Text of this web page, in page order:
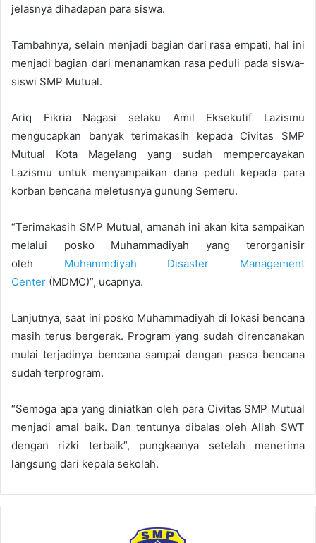
jelasnya dihadapan para siswa.
Tambahnya, selain menjadi bagian dari rasa empati, hal ini
menjadi bagian dari menanamkan rasa peduli pada siswa-
siswi SMP Mutual.
Ariq Fikria Nagasi selaku Amil Eksekutif Lazismu
mengucapkan banyak terimakasih kepada Civitas SMP
Mutual Kota Magelang yang sudah mempercayakan
Lazismu untuk menyampaikan dana peduli kepada para
korban bencana meletusnya gunung Semeru.
“Terimakasih SMP Mutual, amanah ini akan kita sampaikan
melalui posko Muhammadiyah yang terorganisir
oleh Muhammdiyah Disaster Management
Center (MDMC)”, ucapnya.
Lanjutnya, saat ini posko Muhammadiyah di lokasi bencana
masih terus bergerak. Program yang sudah direncanakan
mulai terjadinya bencana sampai dengan pasca bencana
sudah terprogram.
“Semoga apa yang diniatkan oleh para Civitas SMP Mutual
menjadi amal baik. Dan tentunya dibalas oleh Allah SWT
dengan rizki terbaik”, pungkaanya setelah menerima
langsung dari kepala sekolah.